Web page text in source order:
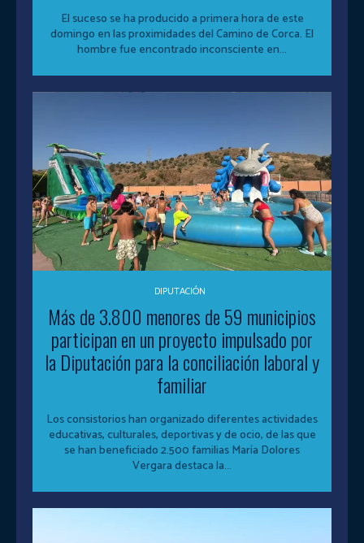
El suceso se ha producido a primera hora de este
domingo en las proximidades del Camino de Corca. El
hombre fue encontrado inconsciente en...
DIPUTACIÓN
Más de 3.800 menores de 59 municipios
participan en un proyecto impulsado por
la Diputación para la conciliación laboral y
familiar
Los consistorios han organizado diferentes actividades
educativas, culturales, deportivas y de ocio, de las que
se han beneficiado 2.500 familias María Dolores
Vergara destaca la...